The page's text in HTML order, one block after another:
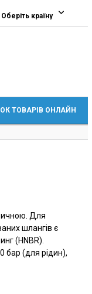
Оберіть країну
ТОВАРІВ ОНЛАЙН
Для
шлангів є
(HNBR).
бар (для рідин),